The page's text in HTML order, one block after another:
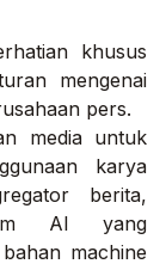
khusus
mengenai
pers.
media untuk
karya
berita,
AI yang
machine